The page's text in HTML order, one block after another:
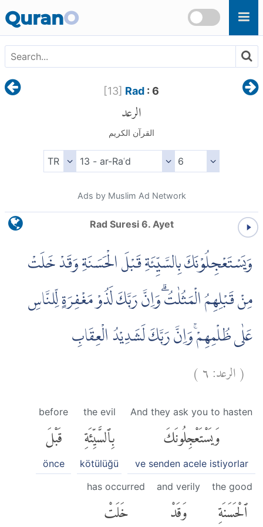
QuranO
[13] Rad : 6
الرعد
القرآن الكريم
Ads by Muslim Ad Network
Rad Suresi 6. Ayet
وَيَسْتَعْجِلُوْنَكَ بِالسَّيِّئَةِ قَبْلَ الْحَسَنَةِ وَقَدْ خَلَتْ
مِنْ قَبْلِهِمُ الْمَثُلٰتُۗ وَاِنَّ رَبَّكَ لَذُوْ مَغْفِرَةٍ لِّلنَّاسِ
عَلٰى ظُلْمِهِمْۚ وَاِنَّ رَبَّكَ لَشَدِيْدُ الْعِقَابِ
(الرعد:٦)
And they ask you to hasten
وَيَسْتَعْجِلُونَكَ
ve senden acele istiyorlar
the evil
بِٱلسَّيِّئَةِ
kötülüğü
before
قَبْلَ
önce
the good
ٱلْحَسَنَةِ
and verily
وَقَدْ
has occurred
خَلَتْ